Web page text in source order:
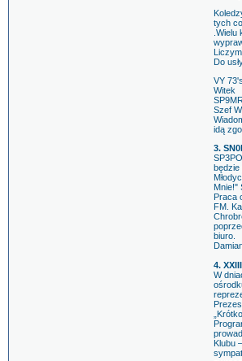
tych
.Wielu
Do
VY 73's
Witek
Szef
idą
3.
będzie
Mnie!"
Praca
FM.
4.
W
Klubu